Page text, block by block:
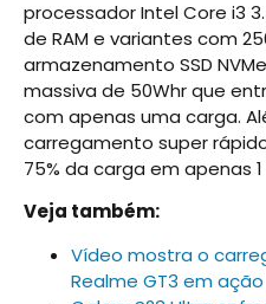
processador Intel Core i3
de RAM e variantes com
armazenamento SSD
massiva de 50Whr que
com apenas uma carga.
carregamento super
75% da carga em apenas 1
Veja também:
Vídeo mostra o
Realme GT3 em ação